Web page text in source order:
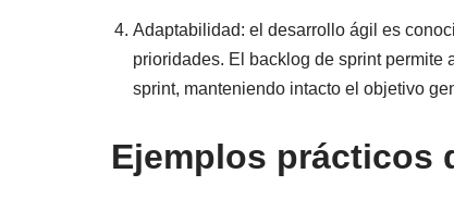
Adaptabilidad: el desarrollo ágil es
prioridades. El backlog de sprint permite
sprint, manteniendo intacto el objetivo
Ejemplos prácticos